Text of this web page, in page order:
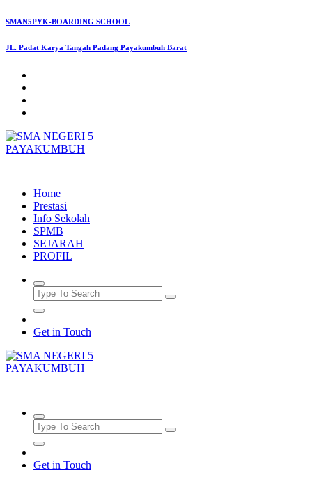
Skip
content
SMAN5PYK-BOARDING SCHOOL
JL. Padat Karya Tangah Padang Payakumbuh Barat
Home
Prestasi
Info Sekolah
SPMB
SEJARAH
PROFIL
Get in Touch
Get in Touch